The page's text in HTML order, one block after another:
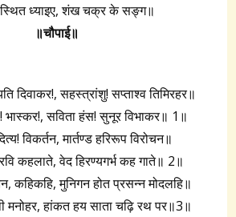
ध्याइए, शंख चक्र के सङ्ग॥
॥चौपाई॥
दिवाकर!, सहस्त्रांशु! सप्ताश्व तिमिरहर॥
भास्कर!, सविता हंस! सुनूर विभाकर॥ 1॥
विकर्तन, मार्तण्ड हरिरूप विरोचन॥
कहलाते, वेद हिरण्यगर्भ कह गाते॥ 2॥
कहिकहि, मुनिगन होत प्रसन्न मोदलहि॥
हांकत हय साता चढ़ि रथ पर॥3॥